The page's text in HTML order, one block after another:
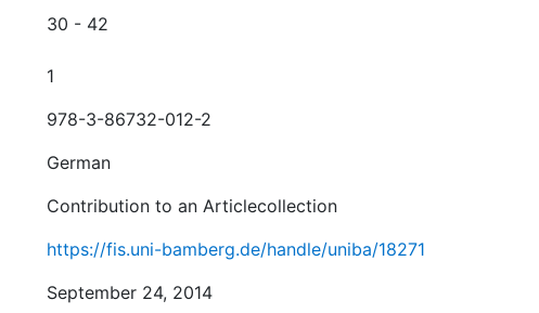
30 - 42
1
978-3-86732-012-2
German
Contribution to an Articlecollection
https://fis.uni-bamberg.de/handle/uniba/18271
September 24, 2014